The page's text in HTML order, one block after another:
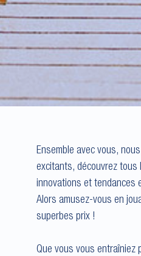
Ensemble avec vous,
excitants, découvrez
innovations et tendances
Alors amusez-vous en
superbes prix !
Que vous vous entraîniez